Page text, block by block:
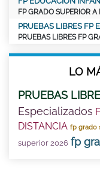
FP GRADO SUPERIOR A
PRUEBAS LIBRES FP
PRUEBAS LIBRES FP
LO
PRUEBAS
Especializados
DISTANCIA fp grado
superior 2026 fp